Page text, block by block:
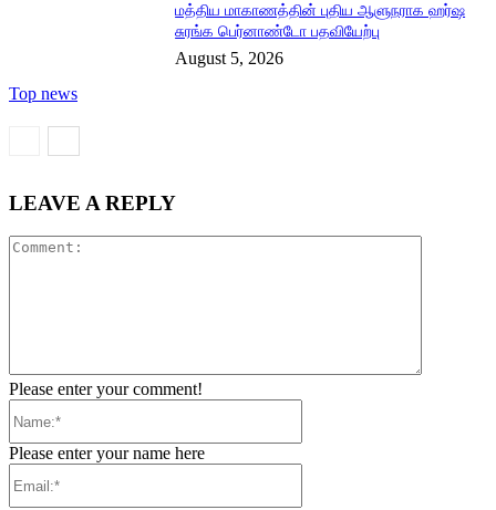
Top news
மத்திய மாகாணத்தின் புதிய ஆளுநராக ஹர்ஷ
சுரங்க பெர்னாண்டோ பதவியேற்பு
August 5, 2026
LEAVE A REPLY
Please enter your comment!
Please enter your name here